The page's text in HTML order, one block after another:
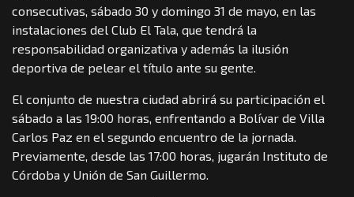
consecutivas, sábado 30 y domingo 31 de mayo, en las
instalaciones del Club El Tala, que tendrá la
responsabilidad organizativa y además la ilusión
deportiva de pelear el título ante su gente.
El conjunto de nuestra ciudad abrirá su participación el
sábado a las 19:00 horas, enfrentando a Bolívar de Villa
Carlos Paz en el segundo encuentro de la jornada.
Previamente, desde las 17:00 horas, jugarán Instituto de
Córdoba y Unión de San Guillermo.